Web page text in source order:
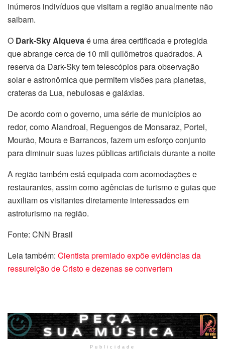
inúmeros indivíduos que visitam a região anualmente não
saibam.
O Dark-Sky Alquevaé uma área certificada e protegida
que abrange cerca de 10 mil quilômetros quadrados. A
reserva da Dark-Sky tem telescópios para observação
solar e astronômica que permitem visões para planetas,
crateras da Lua, nebulosas e galáxias.
De acordo com o governo, uma série de municípios ao
redor, como Alandroal, Reguengos de Monsaraz, Portel,
Mourão, Moura e Barrancos, fazem um esforço conjunto
para diminuir suas luzes públicas artificiais durante a noite
A região também está equipada com acomodações e
restaurantes, assim como agências de turismo e guias que
auxiliam os visitantes diretamente interessados em
astroturismo na região.
Fonte: CNN Brasil
Leia também: Cientista premiado expõe evidências da
ressureição de Cristo e dezenas se convertem
Publicidade